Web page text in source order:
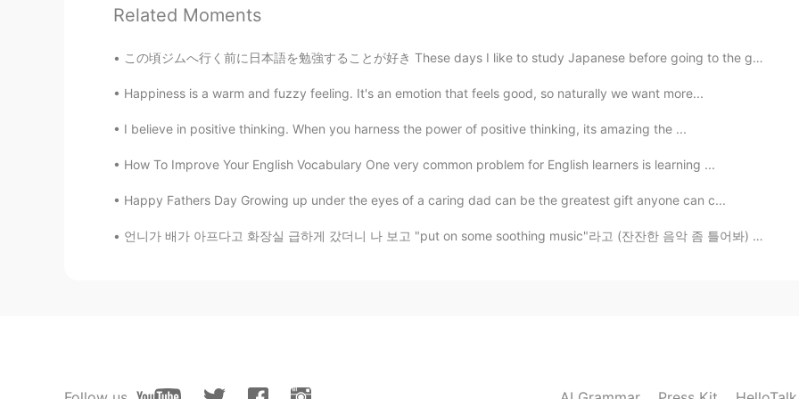
Related Moments
この頃ジムへ行く前に日本語を勉強することが好き These days I like to study Japanese before going to the gym しかし暇な一日がすぐに...
Happiness is a warm and fuzzy feeling. It's an emotion that feels good, so naturally we want more...
I believe in positive thinking. When you harness the power of positive thinking, its amazing the ...
How To Improve Your English Vocabulary One very common problem for English learners is learning ...
Happy Fathers Day Growing up under the eyes of a caring dad can be the greatest gift anyone can c...
언니가 배가 아프다고 화장실 급하게 갔더니 나 보고 "put on some soothing music"라고 (잔잔한 음악 좀 틀어봐) 부탁해서 Adele 음악 틀어놨어요 ㅋㅋ...